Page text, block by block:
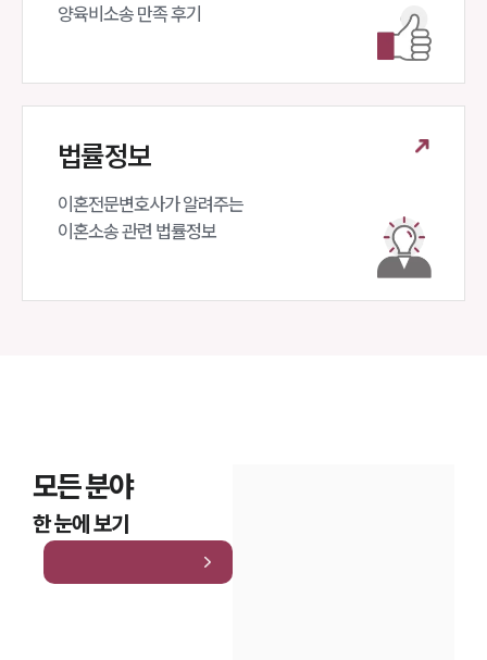
양육비소송 만족 후기
법률정보
이혼전문변호사가 알려주는
이혼소송 관련 법률정보
모든 분야
한 눈에 보기